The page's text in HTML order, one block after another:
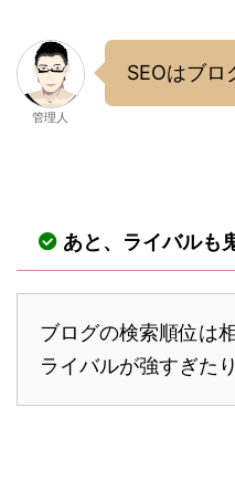
管理人
SEOはブロ
あと、ライバルも
ブログの検索順位は
ライバルが強すぎた